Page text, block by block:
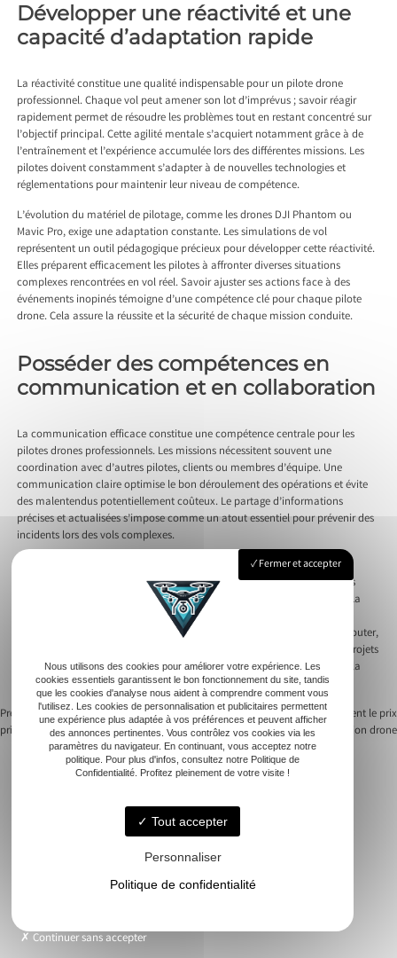
Développer une réactivité et une
capacité d’adaptation rapide
La réactivité constitue une qualité indispensable pour un pilote drone
professionnel. Chaque vol peut amener son lot d’imprévus ; savoir réagir
rapidement permet de résoudre les problèmes tout en restant concentré sur
l’objectif principal. Cette agilité mentale s’acquiert notamment grâce à de
l’entraînement et l’expérience accumulée lors des différentes missions. Les
pilotes doivent constamment s’adapter à de nouvelles technologies et
réglementations pour maintenir leur niveau de compétence.
L’évolution du matériel de pilotage, comme les drones DJI Phantom ou
Mavic Pro, exige une adaptation constante. Les simulations de vol
représentent un outil pédagogique précieux pour développer cette réactivité.
Elles préparent efficacement les pilotes à affronter diverses situations
complexes rencontrées en vol réel. Savoir ajuster ses actions face à des
événements inopinés témoigne d’une compétence clé pour chaque pilote
drone. Cela assure la réussite et la sécurité de chaque mission conduite.
Posséder des compétences en
communication et en collaboration
La communication efficace constitue une compétence centrale pour les
pilotes drones professionnels. Les missions nécessitent souvent une
coordination avec d’autres pilotes, clients ou membres d’équipe. Une
communication claire optimise le bon déroulement des opérations et évite
des malentendus potentiellement coûteux. Le partage d’informations
précises et actualisées s’impose comme un atout essentiel pour prévenir des
incidents lors des vols complexes.
Les formations intègrent des modules spécifiquement dédiés aux
compétences relationnelles. Cela permet aux pilotes d’acquerir les outils
nécessaires pour interagir sereinement avec les différents intervenants. La
collaboration avec d’autres professionnels, tels que des cadreurs ou des
ingénieurs, exige des compétences en travail d’équipe. La capacité à écouter,
partager des idées et faire preuve d’empathie contribue au succès des projets
aéronautiques. Ainsi, la bonne gestion des relations humaines renforce la
qualité et la crédibilité de la prestation offerte au client.
Navigation
Previous: Comparatif des tarifs pour une
prise de vue drone
Next:Facteurs qui influencent le prix
d’une prestation drone
Accueil
Immobilier
Vue Aérienne
Modélisation 3D
Fermer et accepter
Nous utilisons des cookies pour améliorer votre expérience. Les
cookies essentiels garantissent le bon fonctionnement du site, tandis
que les cookies d'analyse nous aident à comprendre comment vous
l'utilisez. Les cookies de personnalisation et publicitaires permettent
une expérience plus adaptée à vos préférences et peuvent afficher
des annonces pertinentes. Vous contrôlez vos cookies via les
paramètres du navigateur. En continuant, vous acceptez notre
politique. Pour plus d'infos, consultez notre Politique de
Confidentialité. Profitez pleinement de votre visite !
Tout accepter
Personnaliser
Politique de confidentialité
Continuer sans accepter